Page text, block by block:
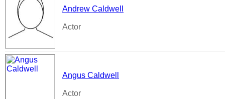
Andrew Caldwell
Actor
Angus Caldwell
Actor